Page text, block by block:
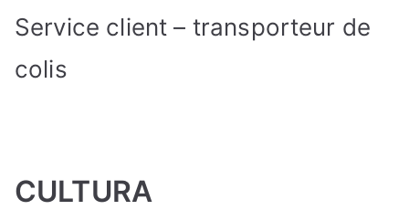
Service client – transporteur de
colis
CULTURA